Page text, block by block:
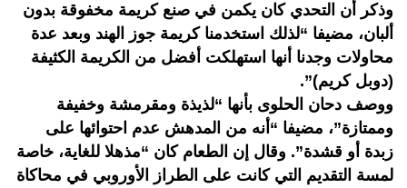
وذكر أن التحدي كان يكمن في صنع كريمة مخفوقة بدون
ألبان، مضيفا “لذلك استخدمنا كريمة جوز الهند وبعد عدة
محاولات وجدنا أنها استهلكت أفضل من الكريمة الكثيفة
(دوبل كريم)”.
ووصف دحان الحلوى بأنها “لذيذة ومقرمشة وخفيفة
وممتازة”، مضيفا “أنه من المدهش عدم احتوائها على
زبدة أو قشدة”. وقال إن الطعام كان “مذهلا للغاية، خاصة
لمسة التقديم التي كانت على الطراز الأوروبي في محاكاة